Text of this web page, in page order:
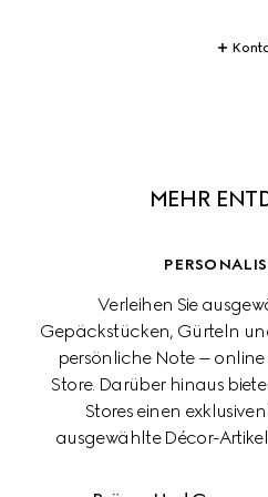
MEHR
Verleihen Sie
Gepäckstücken, Gürteln
persönliche Note –
Store. Darüber hinaus
Stores einen
ausgewählte Décor-